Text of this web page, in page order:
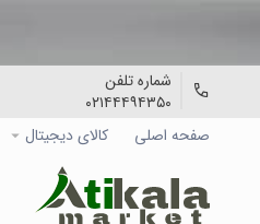
شماره تلفن
۰۲۱۴۴۴۹۴۳۵۰
صفحه اصلی
کالاي دیجیتال